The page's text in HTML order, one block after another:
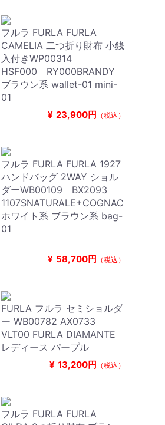
フルラ FURLA FURLA
CAMELIA 二つ折り財布 小銭
入付きWP00314
HSF000 RY000BRANDY
ブラウン系 wallet-01 mini-
01
¥ 23,900円 （税込）
フルラ FURLA FURLA 1927
ハンドバッグ 2WAY ショル
ダーWB00109 BX2093
1107SNATURALE+COGNAC
ホワイト系 ブラウン系 bag-
01
¥ 58,700円 （税込）
FURLA フルラ セミショルダ
ー WB00782 AX0733
VLT00 FURLA DIAMANTE
レディース パープル
¥ 13,200円 （税込）
フルラ FURLA FURLA